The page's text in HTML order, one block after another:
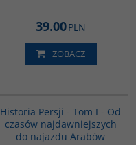
39.00PLN
ZOBACZ
Historia Persji - Tom I - Od
czasów najdawniejszych
do najazdu Arabów